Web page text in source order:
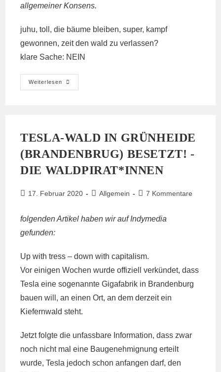
allgemeiner Konsens.
juhu, toll, die bäume bleiben, super, kampf
gewonnen, zeit den wald zu verlassen?
klare Sache: NEIN
Weiterlesen
Hambi
Bleibt
TESLA-WALD IN GRÜNHEIDE
(BRANDENBRUG) BESETZT! -
DIE WALDPIRAT*INNEN
Beitrag
17. Februar 2020
Beitrags-
Allgemein
Beitrags-
7 Kommentare
folgenden Artikel haben wir auf Indymedia
gefunden:
Up with tress – down with capitalism.
Vor einigen Wochen wurde offiziell verkündet, dass
Tesla eine sogenannte Gigafabrik in Brandenburg
bauen will, an einen Ort, an dem derzeit ein
Kiefernwald steht.
Jetzt folgte die unfassbare Information, dass zwar
noch nicht mal eine Baugenehmignung erteilt
wurde, Tesla jedoch schon anfangen darf, den